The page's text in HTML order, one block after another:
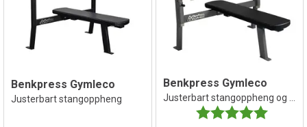
Benkpress Gymleco
Justerbart stangoppheng
Benkpress Gymleco
Karakter: